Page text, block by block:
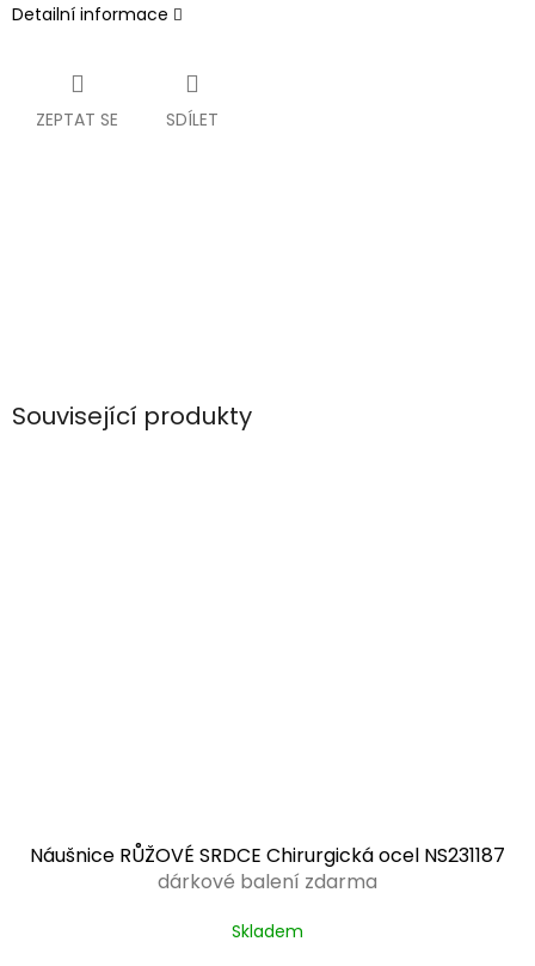
Detailní informace
ZEPTAT SE SDÍLET
Související produkty
Náušnice RŮŽOVÉ SRDCE Chirurgická ocel NS231187
dárkové balení zdarma
Skladem